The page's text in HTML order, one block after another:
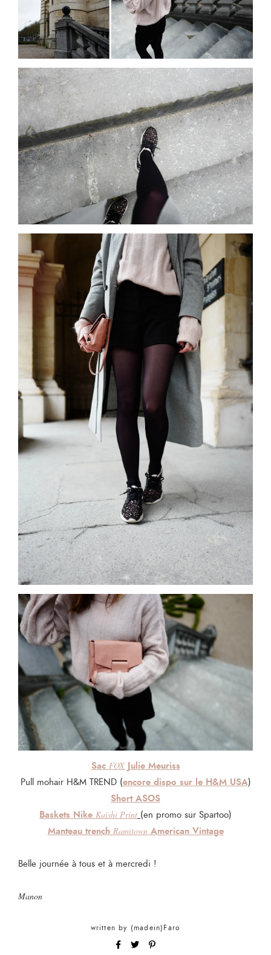
Sac FOXJulie Meuriss
Pull mohair H&M TREND (encore dispo sur le H&M USA)
Short ASOS
Baskets Nike Kaïshi Print (en promo sur Spartoo)
Manteau trench Ramitown American Vintage
Belle journée à tous et à mercredi !
Manon
written by (madein)Faro